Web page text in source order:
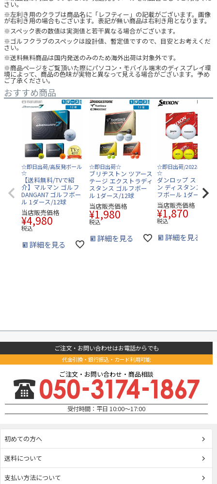
さい。
※左利き用のクラブは商品名に「レフティー」の記載がございます。画像
が右利き用の場合もございます。表記が無い商品は右利き用となります。
※スペック表の数値は実測値と若干異なる場合がございます。
※ゴルフクラブのスペックは設計値、暫定値ですので、目安とお考えくだ
さい。
※送料無料商品は国内発送のみのため海外出荷は対象外です。
※商品ページをご覧頂いた際にパソコン・モバイル端末のディスプレイ環
境によって、商品の色味が実物と異なって見える場合がございます。予め
ご了承ください。
おすすめ商品
☆即日出荷/高反発ボール
☆
【送料無料/TVで紹
介】マルマン ゴルフ
DANGAN7 ゴルフボー
ル 1ダース/12球
当店販売価格
¥4,980
税込
詳細を見る
☆即日出荷☆
ブリヂストン ツアース
テージ エクストラディ
スタンス ゴルフボー
ル 1ダース/12球
当店販売価格
¥1,980
税込
詳細を見る
☆即日出荷/2022年モデ
☆
ダンロップ スリクソ
ン ディスタンス9 ゴ
フボール 1ダース/12
当店販売価格
¥1,870
税込
詳細を見る
ご注文・お問い合わせはお電話からでも
代金引換・銀行振込・カード利用可能
ご注文・お問い合わせ・商品相談
受付時間：平日 10:00～17:00
初めての方へ
送料について
支払い方法について